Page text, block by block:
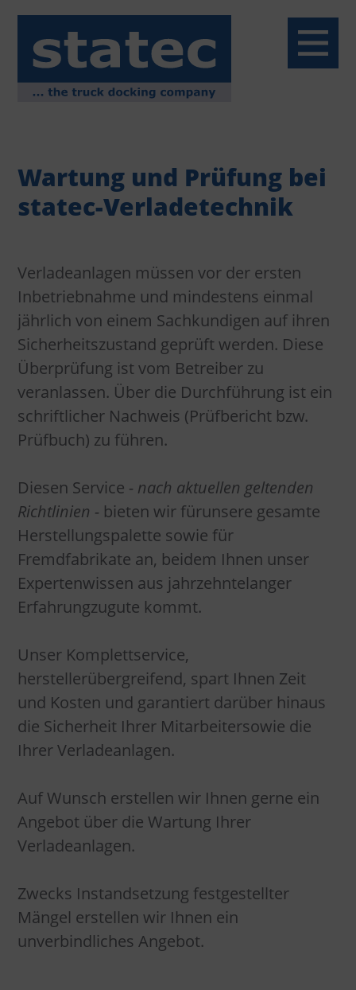
Über uns
Reparaturservice
Montageservice
Wartung und Prüfung
Produkte
Hydraulische Vorschub
Hydraulische Klappkeil
ISO Verladeschleusen
Mech. Überladebrücken
Torabdichtungen
Industrietore
Hubtische
Referenz Mercedes
Referenz Gebr. Heinemann
Referenz Steinway & Sons
Kontakt
Wartung und Prüfung bei
statec-Verladetechnik
Verladeanlagen müssen vor der ersten
Inbetriebnahme und mindestens einmal
jährlich von einem Sachkundigen auf ihren
Sicherheitszustand geprüft werden. Diese
Überprüfung ist vom Betreiber zu
veranlassen. Über die Durchführung ist ein
schriftlicher Nachweis (Prüfbericht bzw.
Prüfbuch) zu führen.
Diesen Service - nach aktuellen geltenden
Richtlinien - bieten wir fürunsere gesamte
Herstellungspalette sowie für
Fremdfabrikate an, beidem Ihnen unser
Expertenwissen aus jahrzehntelanger
Erfahrungzugute kommt.
Unser Komplettservice,
herstellerübergreifend, spart Ihnen Zeit
und Kosten und garantiert darüber hinaus
die Sicherheit Ihrer Mitarbeitersowie die
Ihrer Verladeanlagen.
Auf Wunsch erstellen wir Ihnen gerne ein
Angebot über die Wartung Ihrer
Verladeanlagen.
Zwecks Instandsetzung festgestellter
Mängel erstellen wir Ihnen ein
unverbindliches Angebot.
Menü